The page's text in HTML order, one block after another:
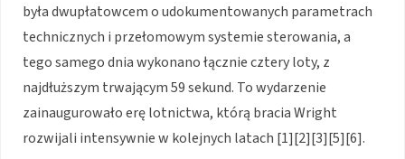
była dwupłatowcem o udokumentowanych parametrach
technicznych i przełomowym systemie sterowania, a
tego samego dnia wykonano łącznie cztery loty, z
najdłuższym trwającym 59 sekund. To wydarzenie
zainaugurowało erę lotnictwa, którą bracia Wright
rozwijali intensywnie w kolejnych latach [1][2][3][5][6].